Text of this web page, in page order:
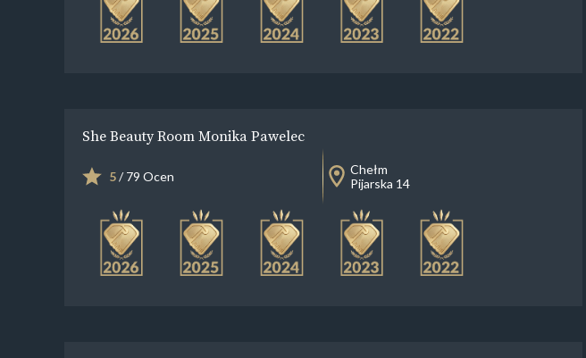
She Beauty Room Monika Pawelec
5/ 79 Ocen
Chełm
Pijarska 14